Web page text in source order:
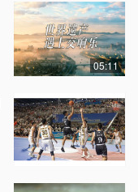
05:11